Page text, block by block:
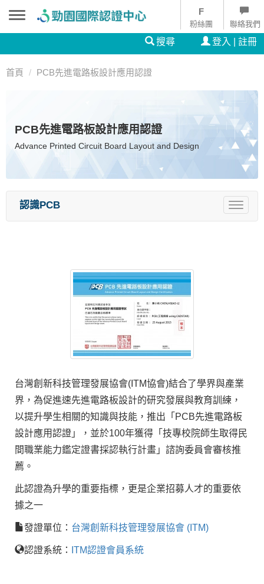
粉絲團 聯絡我們
搜尋 登入 | 註冊
首頁 PCB先進電路板設計應用認證
PCB先進電路板設計應用認證
Advance Printed Circuit Board Layout and Design
Toggle
認識PCB
台灣創新科技管理發展協會(ITM協會)結合了學界與產業
界，為促進速先進電路板設計的研究發展與教育訓練，
以提升學生相關的知識與技能，推出「PCB先進電路板
設計應用認證」，並於100年獲得「技專校院師生取得民
間職業能力鑑定證書採認執行計畫」諮詢委員會審核推
薦。
此認證為升學的重要指標，更是企業招募人才的重要依
據之一
發證單位： 台灣創新科技管理發展協會 (ITM)
認證系統： ITM認證會員系統